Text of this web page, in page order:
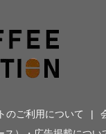
のご利用について